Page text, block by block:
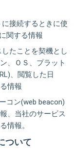
接続するときに使
関する情報
たことを契機とし
、ＯＳ、プラット
、閲覧した日
情報
コン(web beacon)
、当社のサービス
情報。
ついて